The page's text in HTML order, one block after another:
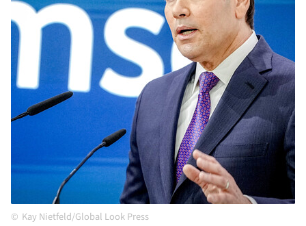
Kay Nietfeld/Global Look Press